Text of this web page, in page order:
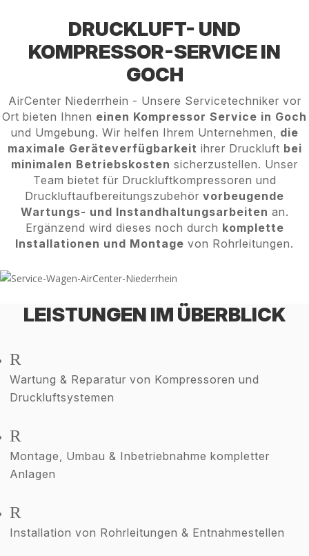
DRUCKLUFT- UND
KOMPRESSOR-SERVICE IN
GOCH
AirCenter Niederrhein - Unsere Servicetechniker vor
Ort bieten Ihnen einen Kompressor Service in Goch
und Umgebung. Wir helfen Ihrem Unternehmen, die
maximale Geräteverfügbarkeit ihrer Druckluft bei
minimalen Betriebskosten sicherzustellen. Unser
Team bietet für Druckluftkompressoren und
Druckluftaufbereitungszubehör vorbeugende
Wartungs- und Instandhaltungsarbeiten an.
Ergänzend wird dieses noch durch komplette
Installationen und Montage von Rohrleitungen.
LEISTUNGEN IM ÜBERBLICK
R
Wartung & Reparatur von Kompressoren und
Druckluftsystemen
R
Montage, Umbau & Inbetriebnahme kompletter
Anlagen
R
Installation von Rohrleitungen & Entnahmestellen